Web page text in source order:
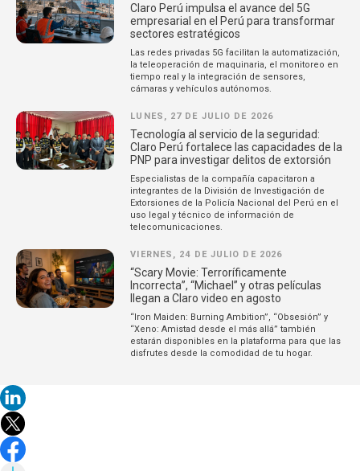
Claro Perú impulsa el avance del 5G
empresarial en el Perú para transformar
sectores estratégicos
Las redes privadas 5G facilitan la automatización,
la teleoperación de maquinaria, el monitoreo en
tiempo real y la integración de sensores,
cámaras y vehículos autónomos.
LUNES, 27 DE JULIO DE 2026
Tecnología al servicio de la seguridad:
Claro Perú fortalece las capacidades de la
PNP para investigar delitos de extorsión
Especialistas de la compañía capacitaron a
integrantes de la División de Investigación de
Extorsiones de la Policía Nacional del Perú en el
uso legal y técnico de información de
telecomunicaciones.
VIERNES, 24 DE JULIO DE 2026
“Scary Movie: Terroríficamente
Incorrecta”, “Michael” y otras películas
llegan a Claro video en agosto
“Iron Maiden: Burning Ambition”, “Obsesión” y
“Xeno: Amistad desde el más allá” también
estarán disponibles en la plataforma para que las
disfrutes desde la comodidad de tu hogar.